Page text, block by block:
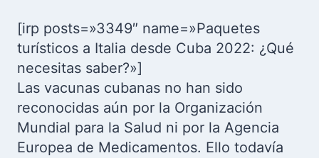
[irp posts=»3349″ name=»Paquetes
turísticos a Italia desde Cuba 2022: ¿Qué
necesitas saber?»]
Las vacunas cubanas no han sido
reconocidas aún por la Organización
Mundial para la Salud ni por la Agencia
Europea de Medicamentos. Ello todavía